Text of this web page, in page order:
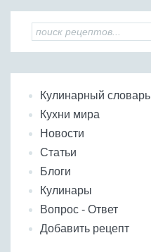
Кулинарный словарь
Кухни мира
Новости
Статьи
Блоги
Кулинары
Вопрос - Ответ
Добавить рецепт